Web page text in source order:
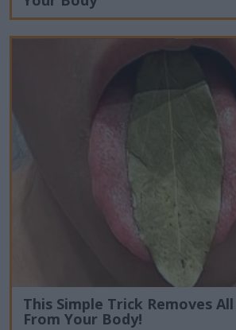
This Simple Trick Removes
From Your Body!